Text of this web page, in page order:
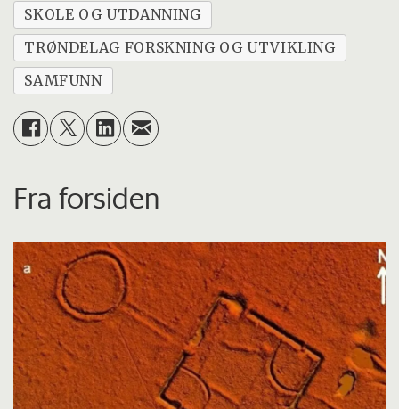
SKOLE OG UTDANNING
TRØNDELAG FORSKNING OG UTVIKLING
SAMFUNN
Fra forsiden